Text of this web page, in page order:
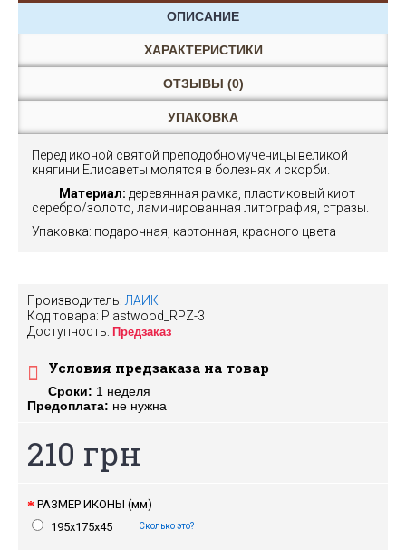
ОПИСАНИЕ
ХАРАКТЕРИСТИКИ
ОТЗЫВЫ (0)
УПАКОВКА
Перед иконой святой преподобномученицы великой
княгини Елисаветы молятся в болезнях и скорби.
Материал: деревянная рамка, пластиковый киот
серебро/золото, ламинированная литография, стразы.
Упаковка: подарочная, картонная, красного цвета
Производитель: ЛАИК
Код товара: Plastwood_RPZ-3
Доступность: Предзаказ
Условия предзаказа на товар
Сроки: 1 неделя
Предоплата: не нужна
210 грн
РАЗМЕР ИКОНЫ (мм)
195х175х45
Сколько это?